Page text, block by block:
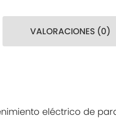
VALORACIONES (0)
eléctrico de